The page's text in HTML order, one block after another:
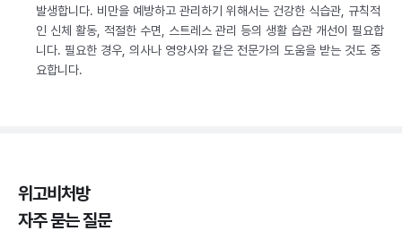
발생합니다. 비만을 예방하고 관리하기 위해서는 건강한 식습관, 규칙적
인 신체 활동, 적절한 수면, 스트레스 관리 등의 생활 습관 개선이 필요합
니다. 필요한 경우, 의사나 영양사와 같은 전문가의 도움을 받는 것도 중
요합니다.
위고비처방
자주 묻는 질문